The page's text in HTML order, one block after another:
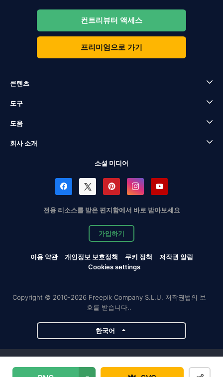
컨트리뷰터 액세스
프리미엄으로 가기
콘텐츠
도구
도움
회사 소개
소셜 미디어
전용 리소스를 받은 편지함에서 바로 받아보세요
가입하기
이용 약관 개인정보 보호정책 쿠키 정책
저작권 알림
Cookies settings
Copyright © 2010-2026 Freepik Company S.L.U. 저작권법의 보
호를 받습니다..
한국어